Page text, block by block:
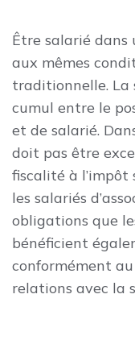
Être salarié dans
aux mêmes
traditionnelle. La
cumul entre le
et de salarié.
doit pas être
fiscalité à l’impôt
les salariés
obligations que
bénéficient
conformément
relations avec la